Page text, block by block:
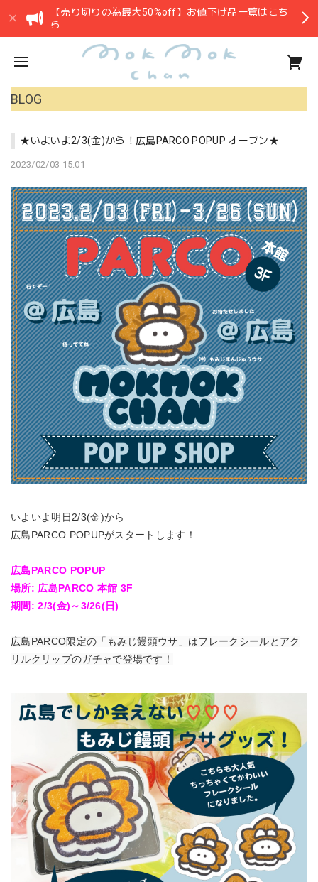
【売り切りの為最大50%off】お値下げ品一覧はこち
ら
BLOG
★いよいよ2/3(金)から！広島PARCO POPUP オープン★
2023/02/03 15:01
いよいよ明日2/3(金)から
広島PARCO POPUPがスタートします！
広島PARCO POPUP
場所: 広島PARCO 本館 3F
期間: 2/3(金)～3/26(日)
広島PARCO限定の「もみじ饅頭ウサ」はフレークシールとアク
リルクリップのガチャで登場です！